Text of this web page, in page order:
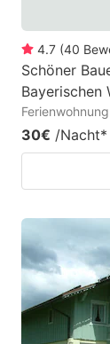
4.7 (40
Schöner
Bayerischen
30€ /Nacht*